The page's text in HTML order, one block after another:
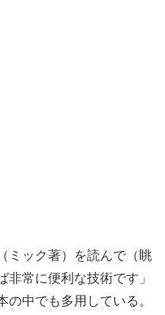
ミック著）を読んで（眺
常に便利な技術です」
の中でも多用している。